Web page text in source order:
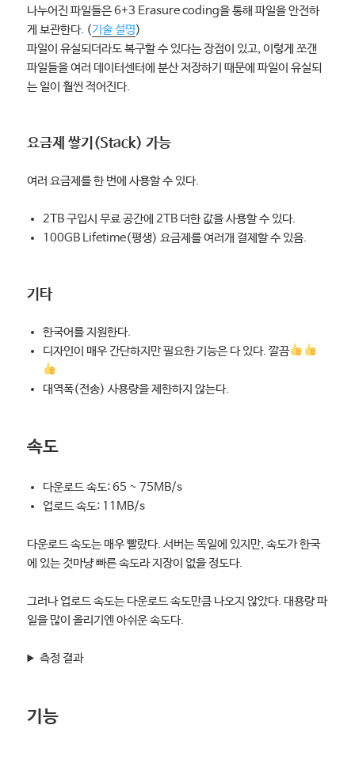
나누어진 파일들은 6+3 Erasure coding을 통해 파일을 안전하
게 보관한다. (기술 설명)
파일이 유실되더라도 복구할 수 있다는 장점이 있고, 이렇게 쪼갠
파일들을 여러 데이터센터에 분산 저장하기 때문에 파일이 유실되
는 일이 훨씬 적어진다.
요금제 쌓기(Stack) 가능
여러 요금제를 한 번에 사용할 수 있다.
2TB 구입시 무료 공간에 2TB 더한 값을 사용할 수 있다.
100GB Lifetime(평생) 요금제를 여러개 결제할 수 있음.
기타
한국어를 지원한다.
디자인이 매우 간단하지만 필요한 기능은 다 있다. 깔끔
대역폭(전송) 사용량을 제한하지 않는다.
속도
다운로드 속도: 65 ~ 75MB/s
업로드 속도: 11MB/s
다운로드 속도는 매우 빨랐다. 서버는 독일에 있지만, 속도가 한국
에 있는 것마냥 빠른 속도라 지장이 없을 정도다.
그러나 업로드 속도는 다운로드 속도만큼 나오지 않았다. 대용량 파
일을 많이 올리기엔 아쉬운 속도다.
측정 결과
기능